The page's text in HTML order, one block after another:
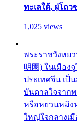
ทะเลใต้, ผู่โถว
1,025 views
พระราชวังหยว
明園) ในเมือง
ประเทศจีน เป็
บันดาลใจจากพ
หรือหยวนหมิง
ใหญ่ใจกลางเ